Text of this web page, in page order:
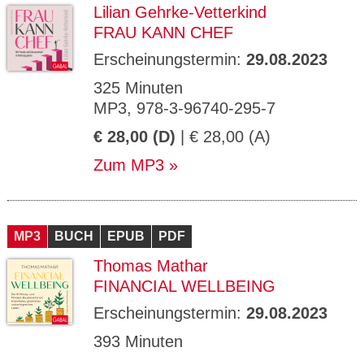
Lilian Gehrke-Vetterkind
FRAU KANN CHEF
Erscheinungstermin: 29.08.2023
325 Minuten
MP3, 978-3-96740-295-7
€ 28,00 (D) | € 28,00 (A)
Zum MP3
MP3 BUCH EPUB PDF
Thomas Mathar
FINANCIAL WELLBEING
Erscheinungstermin: 29.08.2023
393 Minuten
GV_CO
OKIES
gabal-
Speichert den Zustimmungsstatus des
Domäne.